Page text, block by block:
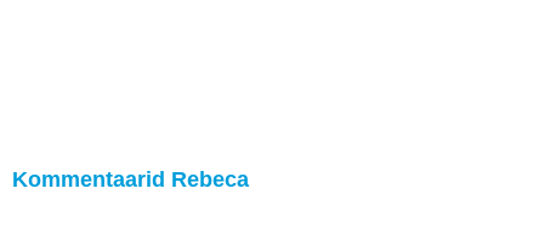
Kommentaarid Rebeca